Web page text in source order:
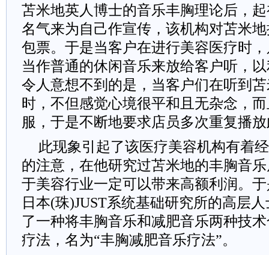
苫米地英人博士的音乐丰胸理论后，
名气来为自己作宣传，该机构对苫米
包票。于是当客户在进行美容医疗时
当作普通的休闲音乐来放给客户听，
令人意想不到的是，当客户们在听到
时，不但感觉心境很平和且无杂念，
服，于是不断地要求店员多次重复播
此现象引起了该医疗美容机构有着
的注意，在他研究过苫米地的丰胸音
于美容行业一定可以带来高额利润。
日本(珠)JUST系统基础研究所的高层
了一种将丰胸音乐和减肥音乐两种技
疗法，名为“丰胸减肥音乐疗法”。